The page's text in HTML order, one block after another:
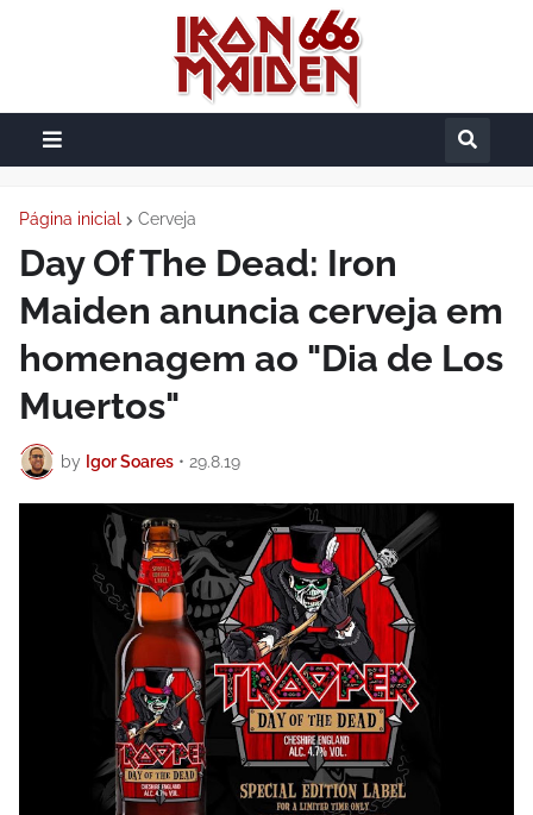
Página inicial Cerveja
Day Of The Dead: Iron
Maiden anuncia cerveja em
homenagem ao "Dia de Los
Muertos"
by Igor Soares • 29.8.19